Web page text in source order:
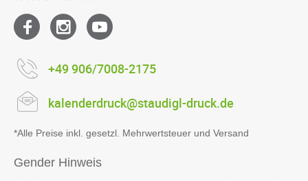
86609 Donauwörth
+49 906/7008-2175
kalenderdruck@staudigl-druck.de
*Alle Preise inkl. gesetzl. Mehrwertsteuer und Versand